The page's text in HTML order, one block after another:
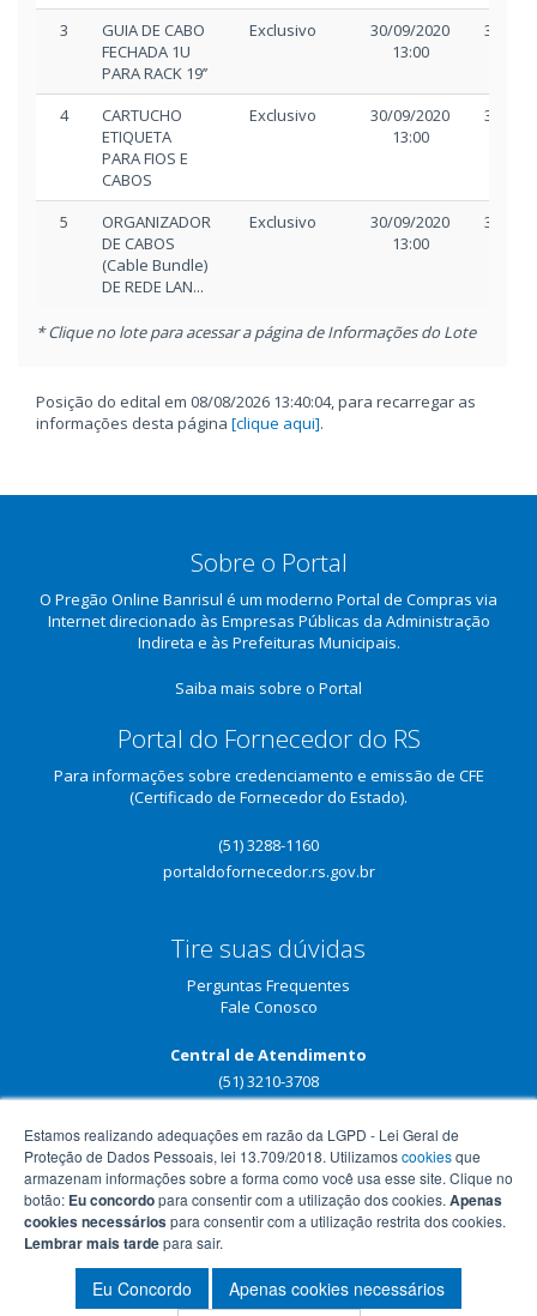
3
GUIA DE CABO
FECHADA 1U
PARA RACK 19’’
Exclusivo
30/09/2020
13:00
30/09/
4
CARTUCHO
ETIQUETA
PARA FIOS E
CABOS
Exclusivo
30/09/2020
13:00
30/09/
5
ORGANIZADOR
DE CABOS
(Cable Bundle)
DE REDE LAN...
Exclusivo
30/09/2020
13:00
30/09/
* Clique no lote para acessar a página de Informações do Lote
Posição do edital em 08/08/2026 13:40:04, para recarregar as
informações desta página [clique aqui].
Sobre o Portal
O Pregão Online Banrisul é um moderno Portal de Compras via
Internet direcionado às Empresas Públicas da Administração
Indireta e às Prefeituras Municipais.
Saiba mais sobre o Portal
Portal do Fornecedor do RS
Para informações sobre credenciamento e emissão de CFE
(Certificado de Fornecedor do Estado).
(51) 3288-1160
portaldofornecedor.rs.gov.br
Tire suas dúvidas
Perguntas Frequentes
Fale Conosco
Central de Atendimento
(51) 3210-3708
Estamos realizando adequações em razão da LGPD - Lei Geral de
Proteção de Dados Pessoais, lei 13.709/2018. Utilizamoscookiesque
armazenam informações sobre a forma como você usa esse site. Clique no
botão: Eu concordopara consentir com a utilização dos cookies. Apenas
cookies necessáriospara consentir com a utilização restrita dos cookies.
Lembrar mais tardepara sair.
Eu Concordo Apenas cookies necessários